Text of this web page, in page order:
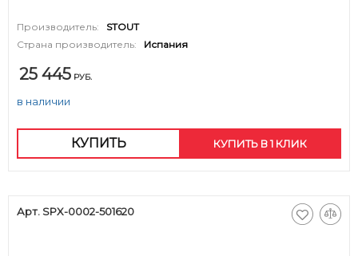
Производитель:
STOUT
Страна производитель:
Испания
25 445 РУБ.
в наличии
КУПИТЬ КУПИТЬ В 1 КЛИК
Арт. SPX-0002-501620